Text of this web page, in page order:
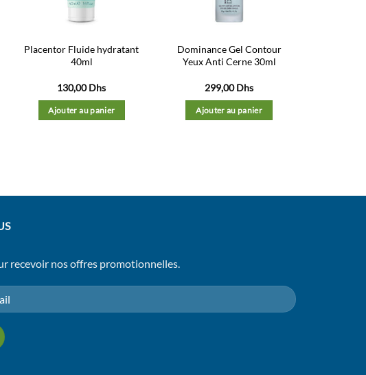
Placentor Fluide hydratant
40ml
130,00Dhs
Ajouter au panier
Dominance Gel Contour
Yeux Anti Cerne 30ml
299,00Dhs
Ajouter au panier
recevoir nos offres promotionnelles.